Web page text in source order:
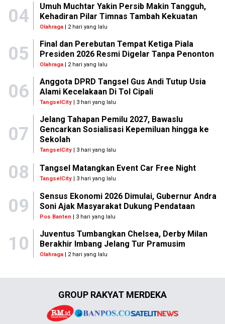
04
Umuh Muchtar Yakin Persib Makin Tangguh,
Kehadiran Pilar Timnas Tambah Kekuatan
Olahraga| 2 hari yang lalu
05
Final dan Perebutan Tempat Ketiga Piala
Presiden 2026 Resmi Digelar Tanpa Penonton
Olahraga| 2 hari yang lalu
06
Anggota DPRD Tangsel Gus Andi Tutup Usia
Alami Kecelakaan Di Tol Cipali
TangselCity| 3 hari yang lalu
07
Jelang Tahapan Pemilu 2027, Bawaslu
Gencarkan Sosialisasi Kepemiluan hingga ke
Sekolah
TangselCity| 3 hari yang lalu
08 Tangsel Matangkan Event Car Free Night
TangselCity | 3 hari yang lalu
09
Sensus Ekonomi 2026 Dimulai, Gubernur Andra
Soni Ajak Masyarakat Dukung Pendataan
Pos Banten | 3 hari yang lalu
10
Juventus Tumbangkan Chelsea, Derby Milan
Berakhir Imbang Jelang Tur Pramusim
Olahraga| 2 hari yang lalu
GROUP RAKYAT MERDEKA